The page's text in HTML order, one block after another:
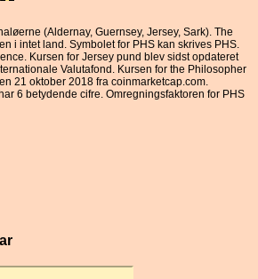
(Aldernay, Guernsey, Jersey, Sark). The
i intet land. Symbolet for PHS kan skrives PHS.
Kursen for Jersey pund blev sidst opdateret
Valutafond. Kursen for the Philosopher
21 oktober 2018 fra coinmarketcap.com.
6 betydende cifre. Omregningsfaktoren for PHS